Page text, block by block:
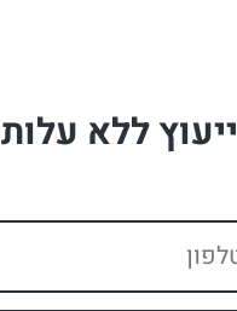
ללא עלות